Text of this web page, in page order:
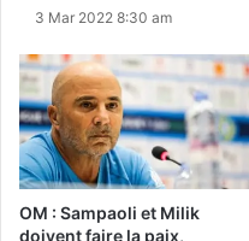
3 Mar 2022 8:30 am
OM : Sampaoli et Milik
doivent faire la paix,